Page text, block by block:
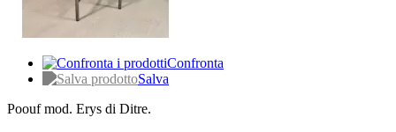
Confronta
Salva
Poouf mod. Erys di Ditre.